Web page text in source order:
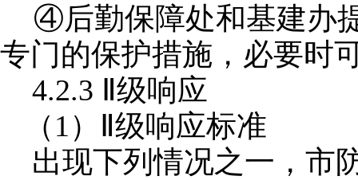
④后勤保障处和基建办
专门的保护措施，必要时
4.2.3 Ⅱ级响应
（ 1）Ⅱ级响应标准
出现下列情况之一，市